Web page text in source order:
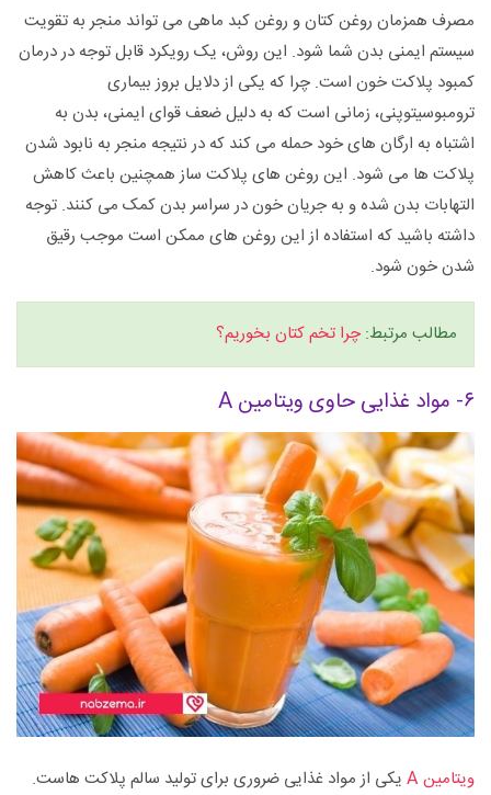
مصرف همزمان روغن کتان و روغن کبد ماهی می تواند منجر به تقویت
سیستم ایمنی بدن شما شود. این روش، یک رویکرد قابل توجه در درمان
کمبود پلاکت خون است. چرا که یکی از دلایل بروز بیماری
ترومبوسیتوپنی، زمانی است که به دلیل ضعف قوای ایمنی، بدن به
اشتباه به ارگان های خود حمله می کند که در نتیجه منجر به نابود شدن
پلاکت ها می شود. این روغن های پلاکت ساز همچنین باعث کاهش
التهابات بدن شده و به جریان خون در سراسر بدن کمک می کنند. توجه
داشته باشید که استفاده از این روغن های ممکن است موجب رقیق
شدن خون شود.
مطالب مرتبط: چرا تخم کتان بخوریم؟
۶- مواد غذایی حاوی ویتامین A
ویتامین A
یکی از مواد غذایی ضروری برای تولید سالم پلاکت هاست.